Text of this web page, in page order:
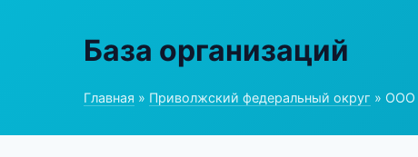
База организаций
Главная » Приволжский федеральный округ » ООО